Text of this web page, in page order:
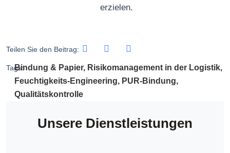
erzielen.
Teilen Sie den Beitrag:
Tags:Bindung & Papier, Risikomanagement in der Logistik,
Feuchtigkeits-Engineering, PUR-Bindung,
Qualitätskontrolle
Unsere Dienstleistungen